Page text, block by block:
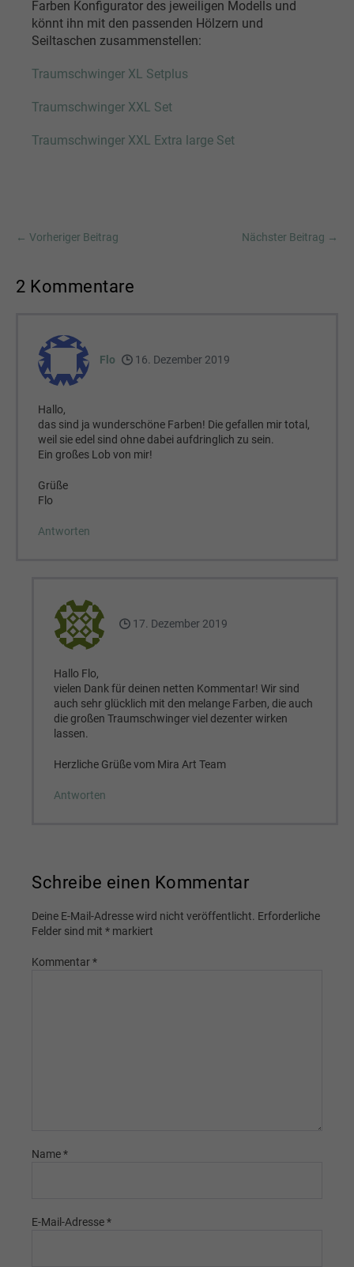
Farben Konfigurator des jeweiligen Modells und
könnt ihn mit den passenden Hölzern und
Seiltaschen zusammenstellen:
Traumschwinger XL Setplus
Traumschwinger XXL Set
Traumschwinger XXL Extra large Set
← Vorheriger Beitrag Nächster Beitrag →
2 Kommentare
Flo 16. Dezember 2019
Hallo,
das sind ja wunderschöne Farben! Die gefallen mir total,
weil sie edel sind ohne dabei aufdringlich zu sein.
Ein großes Lob von mir!
Grüße
Flo
Antworten
17. Dezember 2019
Hallo Flo,
vielen Dank für deinen netten Kommentar! Wir sind
auch sehr glücklich mit den melange Farben, die auch
die großen Traumschwinger viel dezenter wirken
lassen.
Herzliche Grüße vom Mira Art Team
Antworten
Schreibe einen Kommentar
Deine E-Mail-Adresse wird nicht veröffentlicht. Erforderliche
Felder sind mit * markiert
Kommentar*
Name*
E-Mail-Adresse*